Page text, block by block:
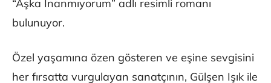
“Aşka İnanmıyorum” adlı resimli romanı
bulunuyor.
Özel yaşamına özen gösteren ve eşine sevgisini
her fırsatta vurgulayan sanatçının, Gülşen Işık ile